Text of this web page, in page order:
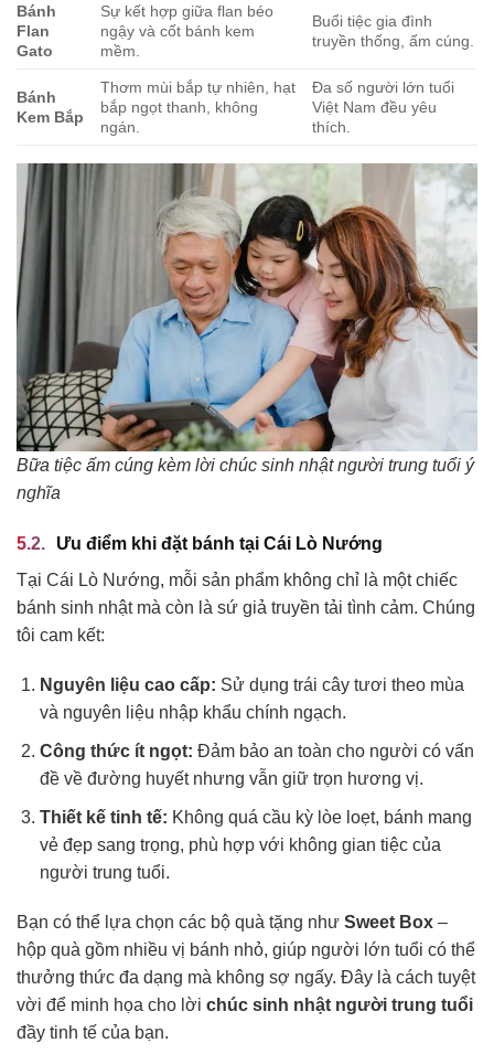
Bánh
Flan
Gato
Sự kết hợp giữa flan béo
ngậy và cốt bánh kem
mềm.
Buổi tiệc gia đình
truyền thống, ấm cúng.
Bánh
Kem Bắp
Thơm mùi bắp tự nhiên, hạt
bắp ngọt thanh, không
ngán.
Đa số người lớn tuổi
Việt Nam đều yêu
thích.
Bữa tiệc ấm cúng kèm lời chúc sinh nhật người trung tuổi ý
nghĩa
Ưu điểm khi đặt bánh tại Cái Lò Nướng
Tại Cái Lò Nướng, mỗi sản phẩm không chỉ là một chiếc
bánh sinh nhật mà còn là sứ giả truyền tải tình cảm. Chúng
tôi cam kết:
Nguyên liệu cao cấp: Sử dụng trái cây tươi theo mùa
và nguyên liệu nhập khẩu chính ngạch.
Công thức ít ngọt: Đảm bảo an toàn cho người có vấn
đề về đường huyết nhưng vẫn giữ trọn hương vị.
Thiết kế tinh tế: Không quá cầu kỳ lòe loẹt, bánh mang
vẻ đẹp sang trọng, phù hợp với không gian tiệc của
người trung tuổi.
Bạn có thể lựa chọn các bộ quà tặng như Sweet Box –
hộp quà gồm nhiều vị bánh nhỏ, giúp người lớn tuổi có thể
thưởng thức đa dạng mà không sợ ngấy. Đây là cách tuyệt
vời để minh họa cho lời chúc sinh nhật người trung tuổi
đầy tinh tế của bạn.